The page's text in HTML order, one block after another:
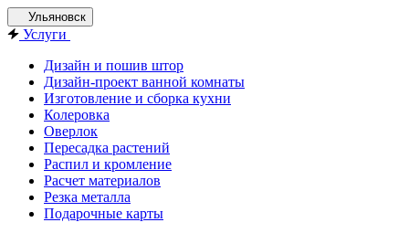
Ульяновск
Услуги
Дизайн и пошив штор
Дизайн-проект ванной комнаты
Изготовление и сборка кухни
Колеровка
Оверлок
Пересадка растений
Распил и кромление
Расчет материалов
Резка металла
Подарочные карты